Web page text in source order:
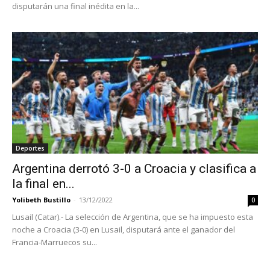
disputarán una final inédita en la...
Deportes
Argentina derrotó 3-0 a Croacia y clasifica a
la final en...
Yolibeth Bustillo - 13/12/2022 0
Lusail (Catar).- La selección de Argentina, que se ha impuesto esta
noche a Croacia (3-0) en Lusail, disputará ante el ganador del
Francia-Marruecos su...